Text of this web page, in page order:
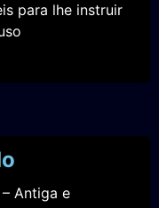
para lhe instruir
Antiga e